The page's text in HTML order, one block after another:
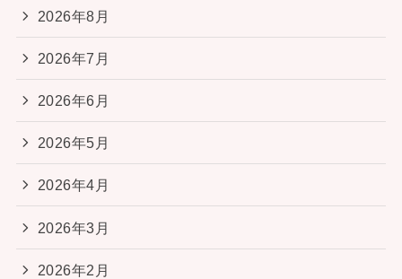
2026年8月
2026年7月
2026年6月
2026年5月
2026年4月
2026年3月
2026年2月